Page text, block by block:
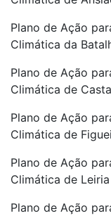
Plano de Ação
Climática da
Plano de Ação
Climática de
Plano de Ação
Climática de
Plano de Ação
Climática de
Plano de Ação